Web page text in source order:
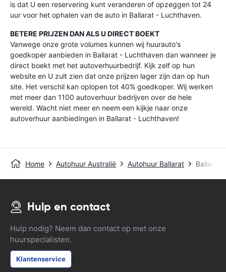
is dat U een reservering kunt veranderen of opzeggen tot 24
uur voor het ophalen van de auto in Ballarat - Luchthaven.
BETERE PRIJZEN DAN ALS U DIRECT BOEKT
Vanwege onze grote volumes kunnen wij huurauto's
goedkoper aanbieden in Ballarat - Luchthaven dan wanneer je
direct boekt met het autoverhuurbedrijf. Kijk zelf op hun
website en U zult zien dat onze prijzen lager zijn dan op hun
site. Het verschil kan oplopen tot 40% goedkoper. Wij werken
met meer dan 1100 autoverhuur bedrijven over de hele
wereld. Wacht niet meer en neem een kijkje naar onze
autoverhuur aanbiedingen in Ballarat - Luchthaven!
Home Autohuur Australië Autohuur Ballarat Ballarat
Hulp en contact
Hulp nodig? Neem dan contact op met onze
huurspecialisten.
Klantenservice